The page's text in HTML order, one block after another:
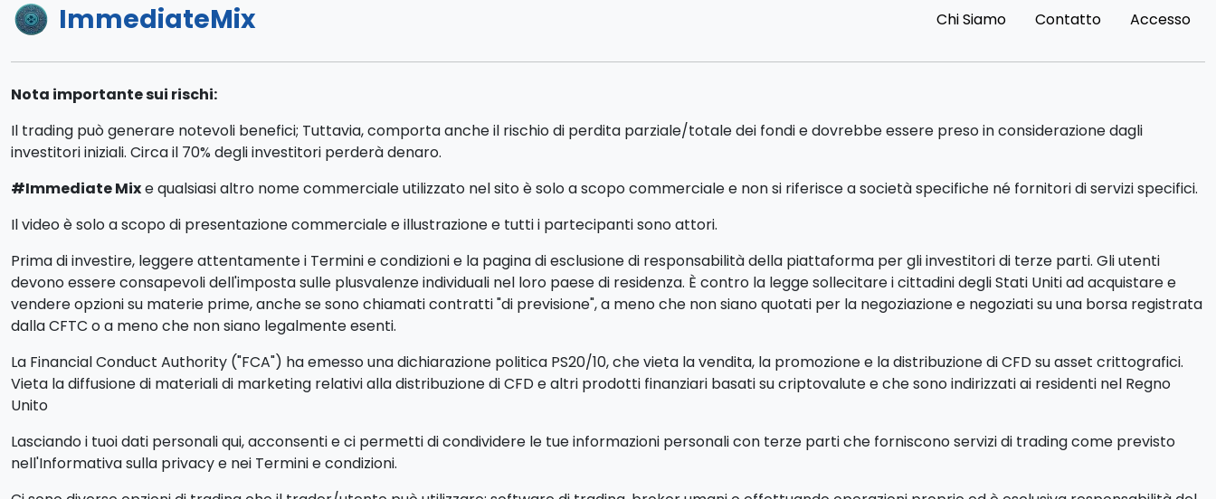
ImmediateMix Chi Siamo Contatto Accesso
Nota importante sui rischi:
Il trading può generare notevoli benefici; Tuttavia, comporta anche il rischio di perdita parziale/totale dei fondi e dovrebbe essere preso in considerazione dagli
investitori iniziali. Circa il 70% degli investitori perderà denaro.
#Immediate Mixe qualsiasi altro nome commerciale utilizzato nel sito è solo a scopo commerciale e non si riferisce a società specifiche né fornitori di servizi specifici.
Il video è solo a scopo di presentazione commerciale e illustrazione e tutti i partecipanti sono attori.
Prima di investire, leggere attentamente i Termini e condizioni e la pagina di esclusione di responsabilità della piattaforma per gli investitori di terze parti. Gli utenti
devono essere consapevoli dell'imposta sulle plusvalenze individuali nel loro paese di residenza. È contro la legge sollecitare i cittadini degli Stati Uniti ad acquistare e
vendere opzioni su materie prime, anche se sono chiamati contratti "di previsione", a meno che non siano quotati per la negoziazione e negoziati su una borsa registrata
dalla CFTC o a meno che non siano legalmente esenti.
La Financial Conduct Authority ("FCA") ha emesso una dichiarazione politica PS20/10, che vieta la vendita, la promozione e la distribuzione di CFD su asset crittografici.
Vieta la diffusione di materiali di marketing relativi alla distribuzione di CFD e altri prodotti finanziari basati su criptovalute e che sono indirizzati ai residenti nel Regno
Unito
Lasciando i tuoi dati personali qui, acconsenti e ci permetti di condividere le tue informazioni personali con terze parti che forniscono servizi di trading come previsto
nell'Informativa sulla privacy e nei Termini e condizioni.